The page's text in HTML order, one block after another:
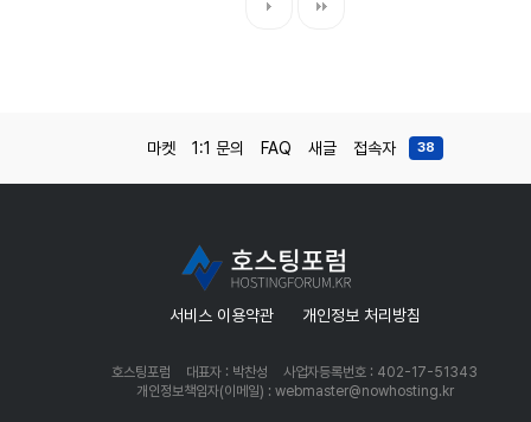
마켓 1:1 문의 FAQ 새글 접속자 38
서비스 이용약관 개인정보 처리방침
호스팅포럼 대표자 : 박찬성
사업자등록번호 : 402-17-51343
개인정보책임자(이메일) : webmaster@nowhosting.kr